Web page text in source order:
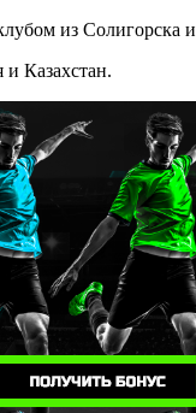
из Солигорска
Казахстан.